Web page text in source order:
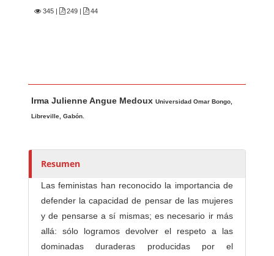
345 249 | 44
u
t
r
s
Irma Julienne Angue MedouxUniversidad Omar Bongo,
Libreville, Gabón.
Resumen
Las feministas han reconocido la importancia de
defender la capacidad de pensar de las mujeres
y de pensarse a sí mismas; es necesario ir más
allá: sólo logramos devolver el respeto a las
dominadas duraderas producidas por el